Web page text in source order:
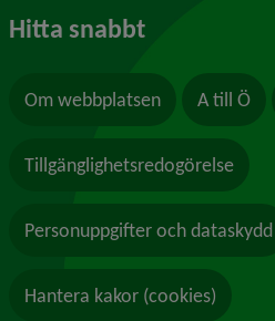
Hitta snabbt
Om webbplatsen A till Ö
Tillgänglighetsredogörelse
Personuppgifter och dataskydd
Hantera kakor (cookies)